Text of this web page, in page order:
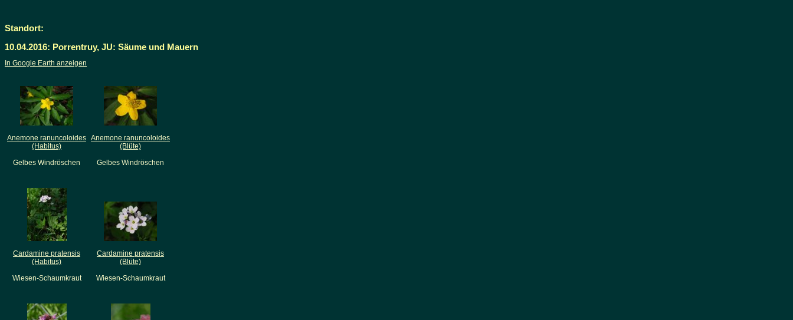
Standort:
10.04.2016: Porrentruy, JU: Säume und Mauern
In Google Earth anzeigen
Anemone ranuncoloides
(Habitus)
Gelbes Windröschen
Anemone ranuncoloides
(Blüte)
Gelbes Windröschen
Cardamine pratensis
(Habitus)
Wiesen-Schaumkraut
Cardamine pratensis
(Blüte)
Wiesen-Schaumkraut